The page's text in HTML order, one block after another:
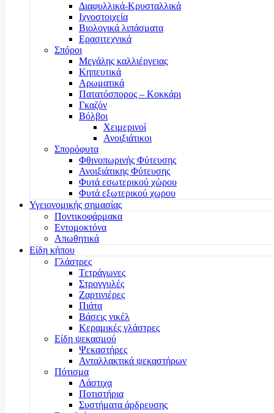
Διαφυλλικά-Κρυσταλλικά
Ιχνοστοιχεία
Βιολογικά λιπάσματα
Ερασιτεχνικά
Σπόροι
Μεγάλης καλλιέργειας
Κηπευτικά
Αρωματικά
Πατατόσπορος – Κοκκάρι
Γκαζόν
Βόλβοι
Χειμερινοί
Ανοιξιάτικοι
Σπορόφυτα
Φθινοπωρινής Φύτευσης
Ανοιξιάτικης Φύτευσης
Φυτά εσωτερικού χώρου
Φυτά εξωτερικού χωρου
Υγειονομικής σημασίας
Ποντικοφάρμακα
Εντομοκτόνα
Απωθητικά
Είδη κήπου
Γλάστρες
Τετράγωνες
Στρογγυλές
Ζαρτινιέρες
Πιάτα
Βάσεις νικέλ
Κεραμικές γλάστρες
Είδη ψεκασμού
Ψεκαστήρες
Ανταλλακτικά ψεκαστήρων
Πότισμα
Λάστιχα
Ποτιστήρια
Συστήματα άρδρευσης